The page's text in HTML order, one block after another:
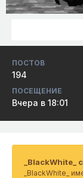
ПОСТОВ
194
ПОСЕЩЕНИЕ
Вчера в 18:01
_BlackWhite_